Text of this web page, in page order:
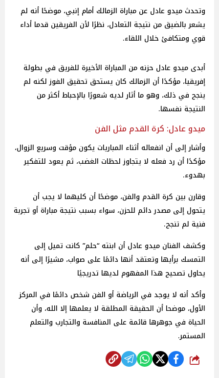
وتحدث ميدو عادل عن مباراة الزمالك أمام إنبي، موضحًا أنه لم
يشعر بالضيق من نتيجة التعادل، نظرًا لأن الفريقين قدما أداء
قوي ومتكافئ خلال اللقاء.
أبدى ميدو عادل حزنه من المباراة الأخيرة للفريق في بطولة
إفريقيا، مؤكدًا أن الزمالك كان يستحق تحقيق الفوز لكنه لم
ينجح في ذلك، وهو ما أثار لديه شعورًا بالإحباط أكثر من
النتيجة نفسها.
ميدو عادل: كرة القدم مثل الفن
وأشار إلى أن انفعاله أثناء المباريات يكون مؤقت وسريع الزوال،
مؤكدًا أن رد فعله لا يتجاوز لحظات الغضب، ثم يعود للتفكير
بهدوء.
وقارن بين كرة القدم والفن، موضحًا أن كليهما لا يجب أن
يتحول إلى مصدر دائم للحزن، سواء بسبب نتيجة مباراة أو تجربة
فنية لم تنجح.
وكشف الفنان ميدو عادل أن ابنته “حلم” كانت تميل إلى
التمسك برأيها وتعتقد أنها دائمًا على صواب، مشيرًا إلى أنه
يحاول تصحيح هذا المفهوم لديها تدريجيًا
وأكد أنه لا يوجد في الرياضة أو الفن شخص دائمًا في المركز
الأول، موضحا أن الحقيقة المطلقة لا يعلمها إلا الله، وأن
الحياة في جوهرها قائمة على المنافسة والتجارب والتعلم
المستمر.
شارك